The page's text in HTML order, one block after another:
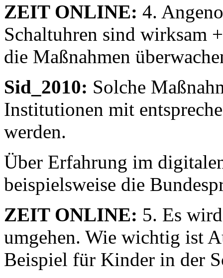
ZEIT ONLINE: 4.
Schaltuhren sind wirksam
die Maßnahmen
Sid_2010: Solche
Institutionen mit
werden.
Über Erfahrung im
beispielsweise die
ZEIT ONLINE: 5. Es
umgehen. Wie wichtig ist
Beispiel für Kinder in der